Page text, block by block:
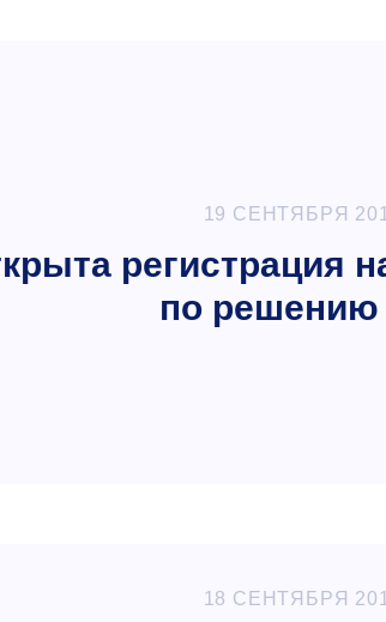
19 СЕНТЯБРЯ
регистрация
по решению
18 СЕНТЯБРЯ